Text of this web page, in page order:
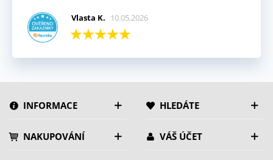
Vlasta K. 10.05.2026
INFORMACE HLEDÁTE
NAKUPOVÁNÍ VÁŠ ÚČET